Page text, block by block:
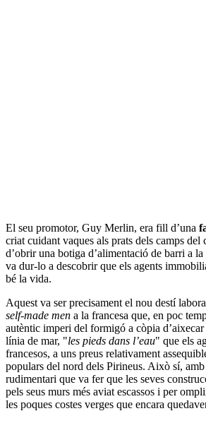
El seu promotor, Guy Merlin, era fill d’una
criat cuidant vaques als prats dels camps del
d’obrir una botiga d’alimentació de barri a la
va dur-lo a descobrir que els agents
bé la vida.
Aquest va ser precisament el nou destí
self-made men a la francesa que, en poc
autèntic imperi del formigó a còpia d’aixecar
línia de mar, "les pieds dans l’eau" que els
francesos, a uns preus relativament
populars del nord dels Pirineus. Això sí,
rudimentari que va fer que les seves
pels seus murs més aviat escassos i per
les poques costes verges que encara